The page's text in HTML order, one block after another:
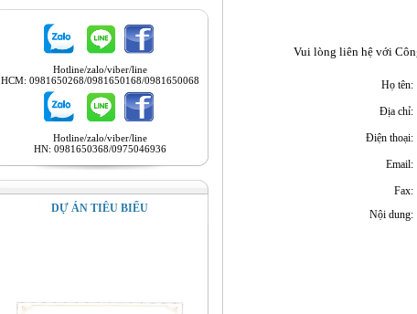
Hotline/zalo/viber/line
HCM: 0981650268/0981650168/0981650068
Hotline/zalo/viber/line
HN: 0981650368/0975046936
DỰ ÁN TIÊU BIỂU
Vui lòng liên hệ với
Họ tên:
Địa chỉ:
Điện thoại:
Email:
Fax:
Nội dung: